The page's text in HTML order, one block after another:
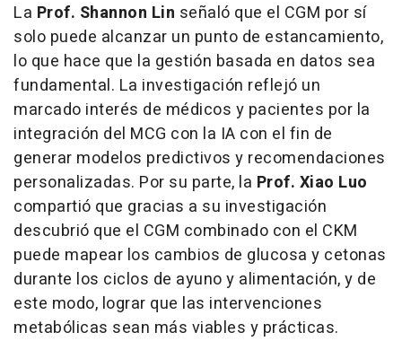
La Prof. Shannon Lin señaló que el CGM por sí
solo puede alcanzar un punto de estancamiento,
lo que hace que la gestión basada en datos sea
fundamental. La investigación reflejó un
marcado interés de médicos y pacientes por la
integración del MCG con la IA con el fin de
generar modelos predictivos y recomendaciones
personalizadas. Por su parte, la Prof. Xiao Luo
compartió que gracias a su investigación
descubrió que el CGM combinado con el CKM
puede mapear los cambios de glucosa y cetonas
durante los ciclos de ayuno y alimentación, y de
este modo, lograr que las intervenciones
metabólicas sean más viables y prácticas.